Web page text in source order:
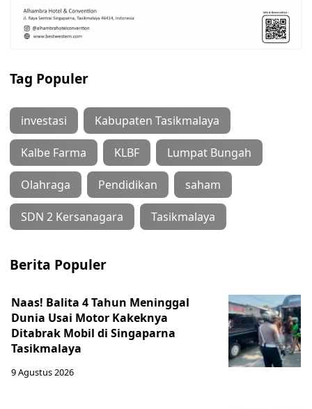
Tag Populer
investasi Kabupaten Tasikmalaya
Kalbe Farma KLBF Lumpat Bungah
Olahraga Pendidikan saham
SDN 2 Kersanagara Tasikmalaya
Berita Populer
Naas! Balita 4 Tahun Meninggal
Dunia Usai Motor Kakeknya
Ditabrak Mobil di Singaparna
Tasikmalaya
9 Agustus 2026